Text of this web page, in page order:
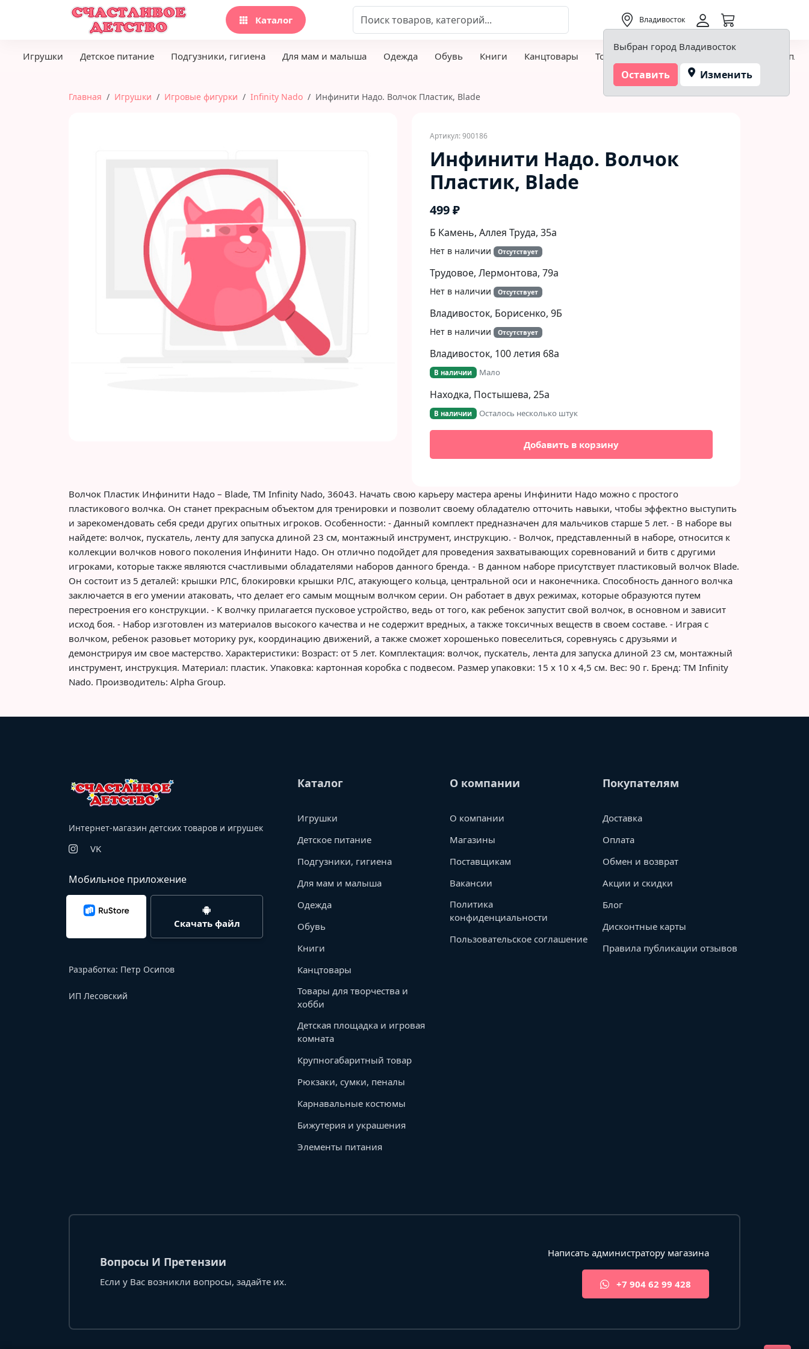
Каталог Владивосток
Выбран город Владивосток
Оставить Изменить
Игрушки Детское питание Подгузники, гигиена Для мам и малыша Одежда Обувь Книги Канцтовары Товары для творчества и хобби Детская
Главная Игрушки Игровые фигурки Infinity Nado Инфинити Надо. Волчок Пластик, Blade
Артикул: 900186
Инфинити Надо. Волчок
Пластик, Blade
499 ₽
Б Камень, Аллея Труда, 35а
Нет в наличии Отсутствует
Трудовое, Лермонтова, 79а
Нет в наличии Отсутствует
Владивосток, Борисенко, 9Б​
Нет в наличии Отсутствует
Владивосток, 100 летия 68а
В наличии Мало
Находка, Постышева, 25а
В наличии Осталось несколько штук
Добавить в корзину
Волчок Пластик Инфинити Надо – Blade, TM Infinity Nado, 36043. Начать свою карьеру мастера арены Инфинити Надо можно с простого
пластикового волчка. Он станет прекрасным объектом для тренировки и позволит своему обладателю отточить навыки, чтобы эффектно выступить
и зарекомендовать себя среди других опытных игроков. Особенности: - Данный комплект предназначен для мальчиков старше 5 лет. - В наборе вы
найдете: волчок, пускатель, ленту для запуска длиной 23 см, монтажный инструмент, инструкцию. - Волчок, представленный в наборе, относится к
коллекции волчков нового поколения Инфинити Надо. Он отлично подойдет для проведения захватывающих соревнований и битв с другими
игроками, которые также являются счастливыми обладателями наборов данного бренда. - В данном наборе присутствует пластиковый волчок Blade.
Он состоит из 5 деталей: крышки РЛС, блокировки крышки РЛС, атакующего кольца, центральной оси и наконечника. Способность данного волчка
заключается в его умении атаковать, что делает его самым мощным волчком серии. Он работает в двух режимах, которые образуются путем
перестроения его конструкции. - К волчку прилагается пусковое устройство, ведь от того, как ребенок запустит свой волчок, в основном и зависит
исход боя. - Набор изготовлен из материалов высокого качества и не содержит вредных, а также токсичных веществ в своем составе. - Играя с
волчком, ребенок разовьет моторику рук, координацию движений, а также сможет хорошенько повеселиться, соревнуясь с друзьями и
демонстрируя им свое мастерство. Характеристики: Возраст: от 5 лет. Комплектация: волчок, пускатель, лента для запуска длиной 23 см, монтажный
инструмент, инструкция. Материал: пластик. Упаковка: картонная коробка с подвесом. Размер упаковки: 15 х 10 х 4,5 см. Вес: 90 г. Бренд: TM Infinity
Nado. Производитель: Alpha Group.
Интернет-магазин детских товаров и игрушек
VK
Мобильное приложение
Скачать файл
Разработка: Петр Осипов
ИП Лесовский
Каталог
Игрушки
Детское питание
Подгузники, гигиена
Для мам и малыша
Одежда
Обувь
Книги
Канцтовары
Товары для творчества и
хобби
Детская площадка и игровая
комната
Крупногабаритный товар
Рюкзаки, сумки, пеналы
Карнавальные костюмы
Бижутерия и украшения
Элементы питания
О компании
О компании
Магазины
Поставщикам
Вакансии
Политика
конфиденциальности
Пользовательское соглашение
Покупателям
Доставка
Оплата
Обмен и возврат
Акции и скидки
Блог
Дисконтные карты
Правила публикации отзывов
Вопросы И Претензии
Если у Вас возникли вопросы, задайте их.
Написать администратору магазина
+7 904 62 99 428